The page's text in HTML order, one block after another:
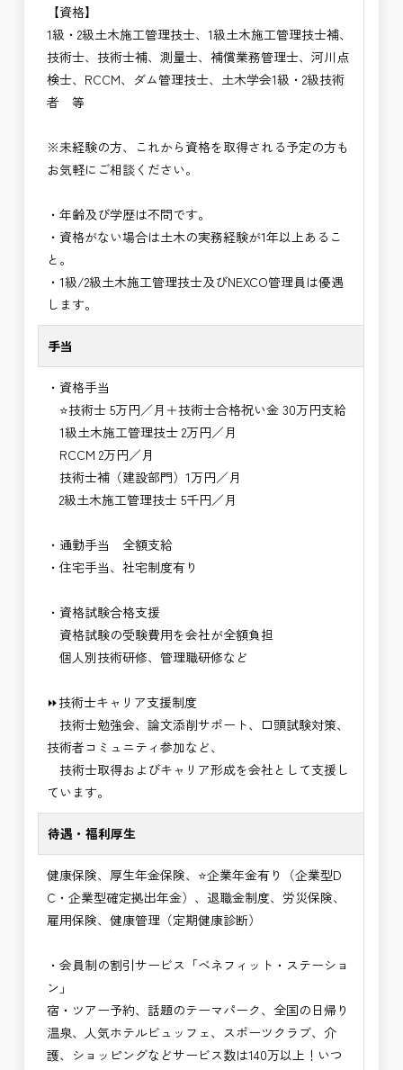
【資格】
1級・2級土木施工管理技士、1級土木施工管理技士補、
技術士、技術士補、測量士、補償業務管理士、河川点
検士、RCCM、ダム管理技士、土木学会1級・2級技術
者 等
※未経験の方、これから資格を取得される予定の方も
お気軽にご相談ください。
・年齢及び学歴は不問です。
・資格がない場合は土木の実務経験が1年以上あるこ
と。
・1級/2級土木施工管理技士及びNEXCO管理員は優遇
します。
手当
・資格手当
⭐技術士 5万円／月＋技術士合格祝い金 30万円支給
1級土木施工管理技士 2万円／月
RCCM 2万円／月
技術士補（建設部門）1万円／月
2級土木施工管理技士 5千円／月
・通勤手当 全額支給
・住宅手当、社宅制度有り
・資格試験合格支援
資格試験の受験費用を会社が全額負担
個人別技術研修、管理職研修など
⏩技術士キャリア支援制度
技術士勉強会、論文添削サポート、口頭試験対策、
技術者コミュニティ参加など、
技術士取得およびキャリア形成を会社として支援し
ています。
待遇・福利厚生
健康保険、厚生年金保険、⭐企業年金有り（企業型D
C・企業型確定拠出年金）、退職金制度、労災保険、
雇用保険、健康管理（定期健康診断）
・会員制の割引サービス「ベネフィット・ステーショ
ン」
宿・ツアー予約、話題のテーマパーク、全国の日帰り
温泉、人気ホテルビュッフェ、スポーツクラブ、介
護、ショッピングなどサービス数は140万以上！いつ